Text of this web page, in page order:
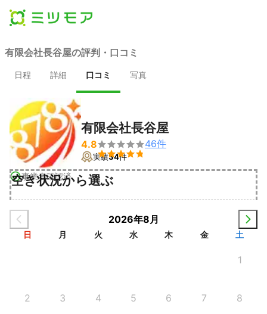
有限会社長谷屋の評判・口コミ
日程 詳細 口コミ 写真
事業者確認済
有限会社長谷屋
4.8

46件
実績34件
空き状況から選ぶ
2026年8月
日 月 火 水 木 金 土
1
2 3 4 5 6 7 8